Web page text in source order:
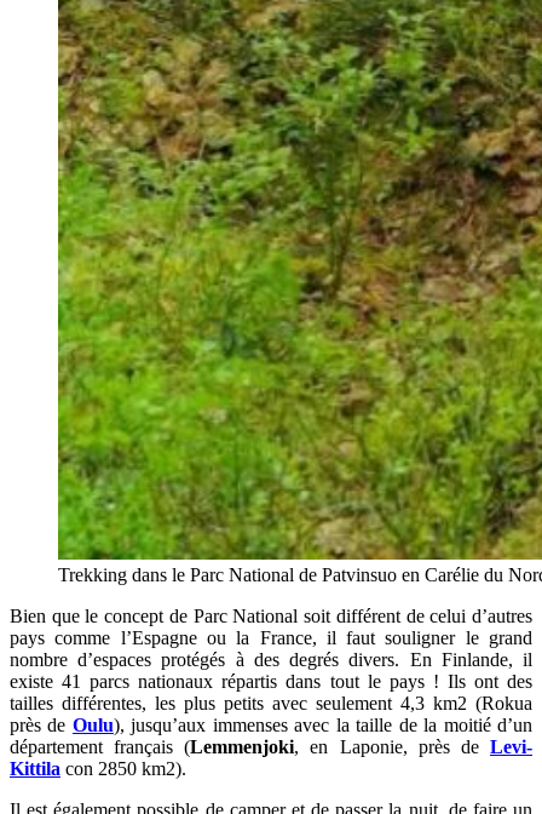
Trekking dans le Parc National de Patvinsuo en Carélie du
Bien que le concept de Parc National soit différent de celui d’autres
pays comme l’Espagne ou la France, il faut souligner le grand
nombre d’espaces protégés à des degrés divers. En Finlande, il
existe 41 parcs nationaux répartis dans tout le pays ! Ils ont des
tailles différentes, les plus petits avec seulement 4,3 km2 (Rokua
près de Oulu), jusqu’aux immenses avec la taille de la moitié d’un
département français (Lemmenjoki, en Laponie, près deLevi-
Kittila con 2850 km2).
Il est également possible de camper et de passer la nuit, de faire un